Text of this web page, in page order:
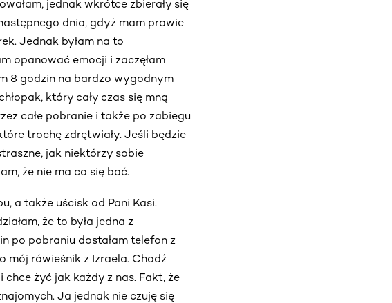
jednak wkrótce zbierały się
dnia, gdyż mam prawie
Jednak byłam na to
opanować emocji i zaczęłam
8 godzin na bardzo wygodnym
który cały czas się mną
całe pobranie i także po zabiegu
trochę zdrętwiały. Jeśli będzie
jak niektórzy sobie
że nie ma co się bać.
a także uścisk od Pani Kasi.
że to była jedna z
po pobraniu dostałam telefon z
mój rówieśnik z Izraela. Chodź
żyć jak każdy z nas. Fakt, że
Ja jednak nie czuję się